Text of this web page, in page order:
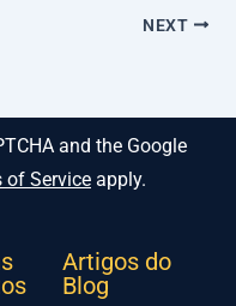
NEXT
and the Google
of Service apply.
Artigos do
Blog